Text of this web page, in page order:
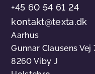
+45 60 54 61 24
kontakt@texta.dk
Aarhus
Gunnar Clausens Vej
8260 Viby J